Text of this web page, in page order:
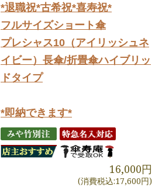
*退職祝*古希祝*喜寿祝*
フルサイズショート傘
プレシャス10（アイリッシュネ
イビー）長傘/折畳傘ハイブリッ
ドタイプ
*即納できます*
16,000円
(消費税込:17,600円)